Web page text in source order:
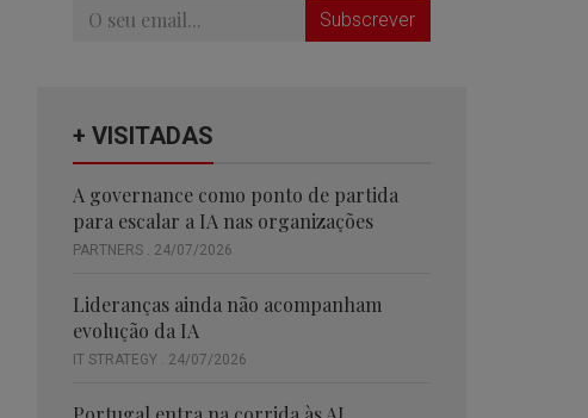
Subscrever
+ VISITADAS
A governance como ponto de partida
para escalar a IA nas organizações
PARTNERS . 24/07/2026
Lideranças ainda não acompanham
evolução da IA
IT STRATEGY . 24/07/2026